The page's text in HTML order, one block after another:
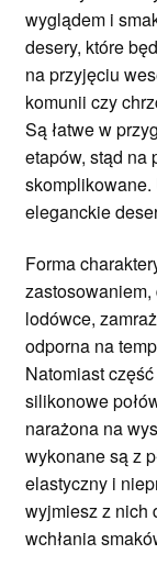
wyglądem i
desery, które
na przyjęciu
komunii czy
Są łatwe w
etapów, stąd na
skomplikowane.
eleganckie
Forma
lodówce,
odporna na
Natomiast
silikonowe
narażona na
wykonane są z
elastyczny i
wyjmiesz z nich
wchłania